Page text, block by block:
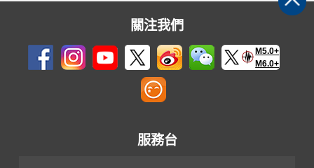
關注我們
M5.0+
M6.0+
服務台